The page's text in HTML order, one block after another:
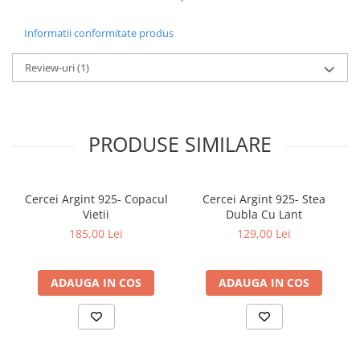
Informatii conformitate produs
Review-uri(1)
PRODUSE SIMILARE
Cercei Argint 925- Copacul
Vietii
185,00 Lei
ADAUGA IN COS
Cercei Argint 925- Stea
Dubla Cu Lant
129,00 Lei
ADAUGA IN COS